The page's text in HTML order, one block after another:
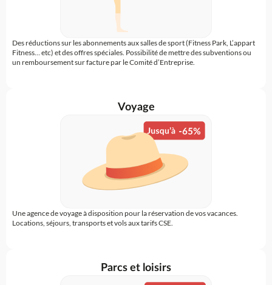
Des réductions sur les abonnements aux salles de sport (Fitness Park, L’appart
Fitness… etc) et des offres spéciales. Possibilité de mettre des subventions ou
un remboursement sur facture par le Comité d’Entreprise.
Voyage
Une agence de voyage à disposition pour la réservation de vos vacances.
Locations, séjours, transports et vols aux tarifs CSE.
Parcs et loisirs